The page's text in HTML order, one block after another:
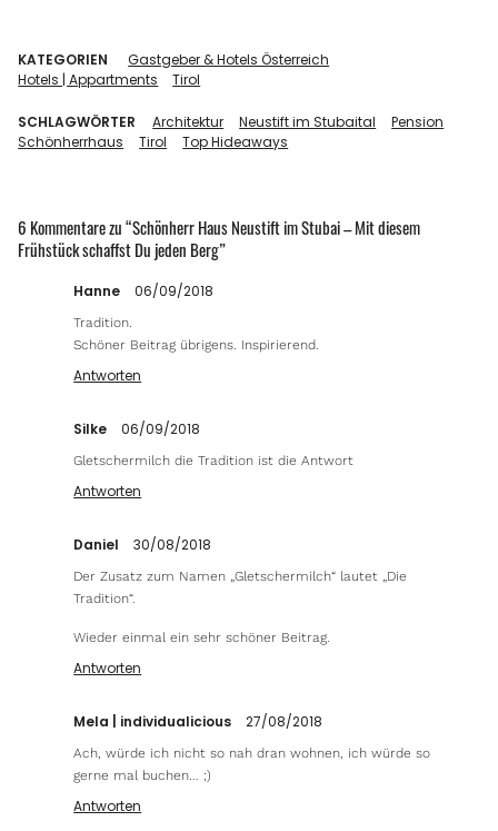
KATEGORIEN
Gastgeber & Hotels Österreich
Hotels | Appartments
Tirol
SCHLAGWÖRTER Architektur Neustift im Stubaital
Pension
Schönherrhaus
Tirol Top Hideaways
6 Kommentare zu “Schönherr Haus Neustift im Stubai – Mit diesem
Frühstück schaffst Du jeden Berg”
Hanne 06/09/2018
Tradition.
Schöner Beitrag übrigens. Inspirierend.
Antworten
Silke 06/09/2018
Gletschermilch die Tradition ist die Antwort
Antworten
Daniel 30/08/2018
Der Zusatz zum Namen „Gletschermilch“ lautet „Die
Tradition“.
Wieder einmal ein sehr schöner Beitrag.
Antworten
Mela | individualicious 27/08/2018
Ach, würde ich nicht so nah dran wohnen, ich würde so
gerne mal buchen… ;)
Antworten